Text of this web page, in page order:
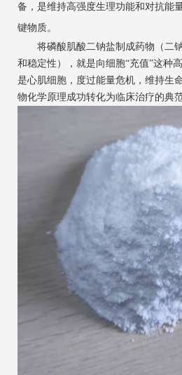
备，是维持高强度生理功能和对抗能
键物质。
将磷酸肌酸二钠盐制成药物（二钠
和稳定性），就是向细胞“充值”这种
是心肌细胞，度过能量危机，维持生
物化学原理成功转化为临床治疗的典范